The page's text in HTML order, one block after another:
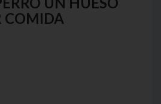
COMIDA